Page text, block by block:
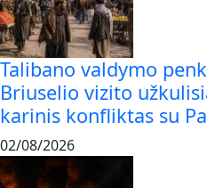
Talibano valdymo
Briuselio vizito
karinis konfliktas su
02/08/2026